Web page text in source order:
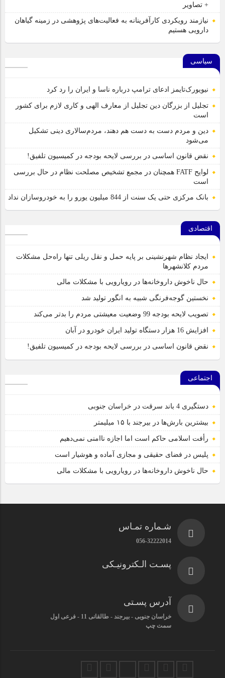
+ تصاویر
نیازمند رویکردی کارآفرینانه به فعالیت‌های پژوهشی در زمینه گیاهان
دارویی هستیم
سیاسی
نیویورک‌تایمز ادعای ترامپ درباره ناسا و ایران را رد کرد
تجلیل از بزرگان دین تجلیل از معارف الهی و کاری لازم برای کشور
است
دین و مردم دست به‌ دست هم دهند، مردم‌سالاری دینی تشکیل
می‌شود
نقض قانون اساسی در بررسی لایحه بودجه در کمیسیون تلفیق!
لوایح FATF همچنان در مجمع تشخیص مصلحت نظام در حال بررسی
است
بانک مرکزی حتی یک سنت از 844 میلیون یورو را به خودروسازان نداد
اقتصادی
ایجاد نظام شهرنشینی بر پایه حمل و نقل ریلی تنها راه‌حل مشکلات
مردم کلانشهرها
حال ناخوش داروخانه‌ها در رویارویی با مشکلات مالی
نخستین گوجه‌فرنگی شبیه به انگور تولید شد
تصویب لایحه بودجه 99 وضعیت معیشتی مردم را بدتر می‌کند
افزایش 16 هزار دستگاه تولید ایران خودرو در آبان
نقض قانون اساسی در بررسی لایحه بودجه در کمیسیون تلفیق!
اجتماعی
دستگیری 4 باند سرقت در خراسان جنوبی
بیشترین بارش‌ها در بیرجند با ۱۵ میلیمتر
رأفت اسلامی حاکم است اما اجازه ناامنی نمی‌دهیم
پلیس در فضای حقیقی و مجازی آماده و هوشیار است
حال ناخوش داروخانه‌ها در رویارویی با مشکلات مالی
شـماره تمـاس
056-32222014
پسـت الـکترونیـکی
آدرس پسـتی
خراسان جنوبی - بیرجند - طالقانی 11 - فرعی اول
سمت چپ